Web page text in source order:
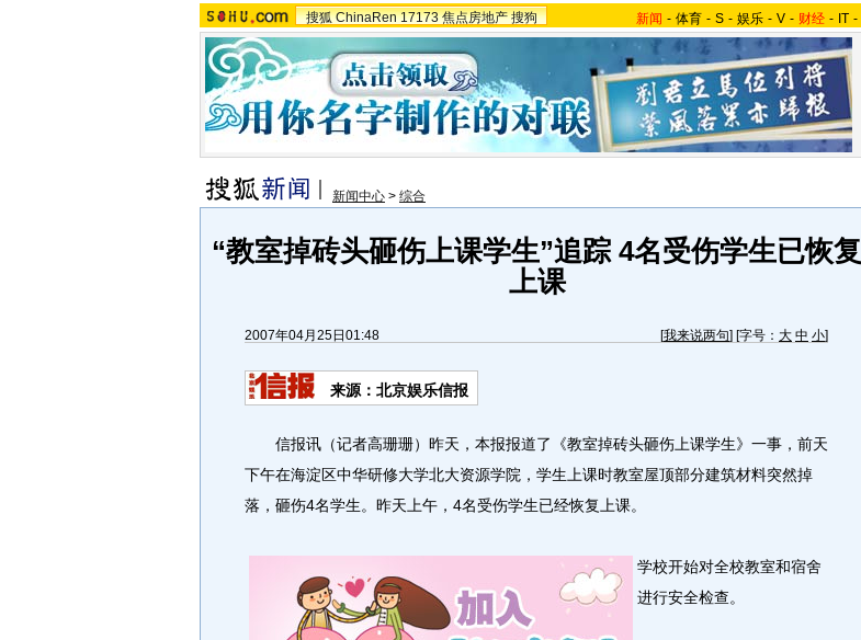
搜狐 ChinaRen 17173 焦点房地产 搜狗 新闻 - 体育 - S - 娱乐 - V - 财经 - IT -
新闻中心 > 综合
“教室掉砖头砸伤上课学生”追踪 4名受伤学生已恢复
上课
2007年04月25日01:48 [我来说两句] [字号： 大 中 小]
来源：北京娱乐信报
信报讯（记者高珊珊）昨天，本报报道了《教室掉砖头砸伤上课学生》一事，前天
下午在海淀区中华研修大学北大资源学院，学生上课时教室屋顶部分建筑材料突然掉
落，砸伤4名学生。昨天上午，4名受伤学生已经恢复上课。
学校开始对全校教室和宿舍
进行安全检查。